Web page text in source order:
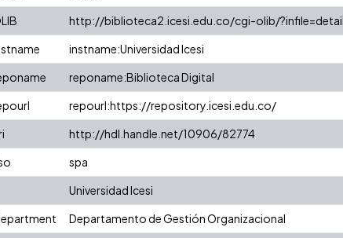
http://biblioteca2.icesi.edu.co/cgi-olib/
instname:Universidad Icesi
reponame:Biblioteca Digital
repourl:https://repository.icesi.edu.co/
http://hdl.handle.net/10906/82774
spa
Universidad Icesi
Departamento de Gestión Organizacional